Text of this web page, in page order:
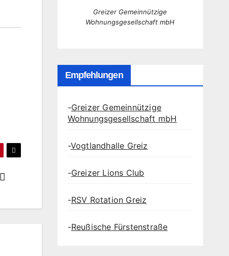
Greizer Gemeinnützige
Wohnungsgesellschaft mbH
Empfehlungen
-Greizer Gemeinnützige
Wohnungsgesellschaft mbH
-Vogtlandhalle Greiz
-Greizer Lions Club
-RSV Rotation Greiz
-Reußische Fürstenstraße